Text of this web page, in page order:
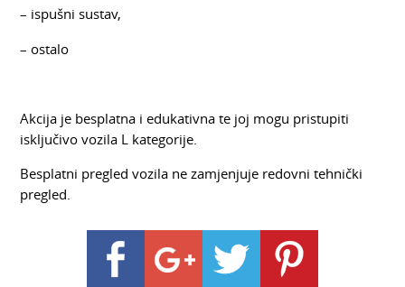
– ispušni sustav,
– ostalo
Akcija je besplatna i edukativna te joj mogu pristupiti
isključivo vozila L kategorije.
Besplatni pregled vozila ne zamjenjuje redovni tehnički
pregled.